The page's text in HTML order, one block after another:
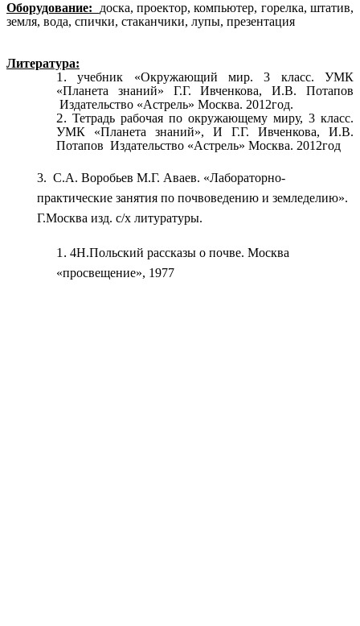
Оборудование: доска, проектор, компьютер, горелка, штатив,
земля, вода, спички, стаканчики, лупы, презентация
Литература:
учебник «Окружающий мир. 3 класс. УМК
«Планета знаний» Г.Г. Ивченкова, И.В. Потапов
Издательство «Астрель» Москва. 2012год.
Тетрадь рабочая по окружающему миру, 3 класс.
УМК «Планета знаний», И Г.Г. Ивченкова, И.В.
Потапов Издательство «Астрель» Москва. 2012год
3. С.А. Воробьев М.Г. Аваев. «Лабораторно-
практические занятия по почвоведению и земледелию».
Г.Москва изд. с/х литуратуры.
4Н.Польский рассказы о почве. Москва
«просвещение», 1977